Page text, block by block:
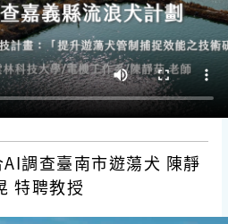
調查臺南市遊蕩犬 陳靜
特聘教授